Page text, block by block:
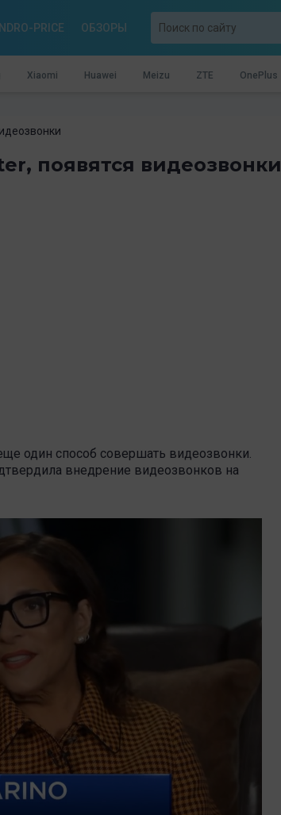
PRICE ОБЗОРЫ
Xiaomi Huawei Meizu ZTE OnePlus
появятся видеозвонки
один способ совершать видеозвонки.
внедрение видеозвонков на